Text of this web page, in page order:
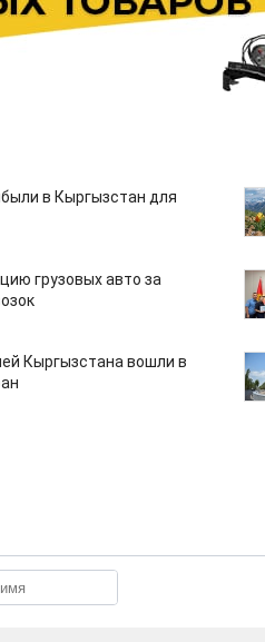
в Кыргызстан для
грузовых авто за
Кыргызстана вошли в